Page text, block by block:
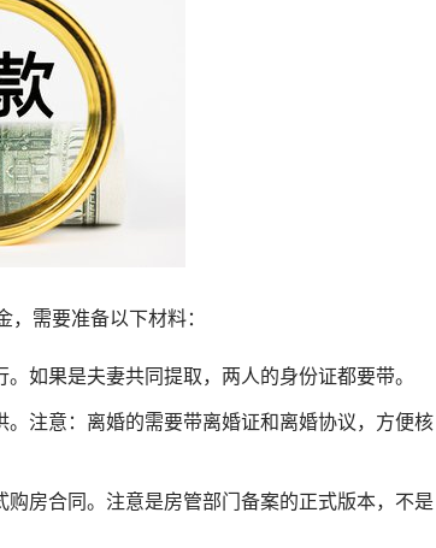
需要准备以下材料：
如果是夫妻共同提取，两人的身份证都要带。
注意：离婚的需要带离婚证和离婚协议，方便核
房合同。注意是房管部门备案的正式版本，不是